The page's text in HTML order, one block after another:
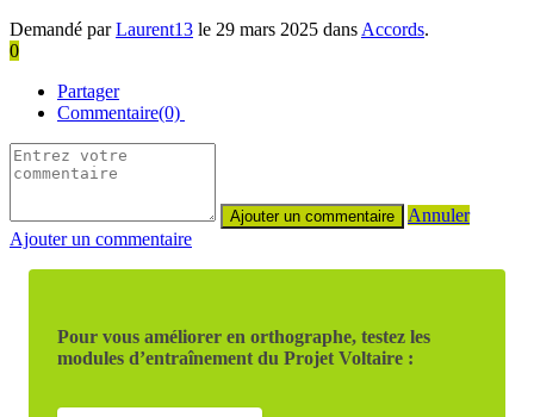
Demandé parLaurent13 le 29 mars 2025 dans Accords.
0
Partager
Commentaire(0)
Annuler
Ajouter un commentaire
Pour vous améliorer en orthographe, testez les
modules d’entraînement du Projet Voltaire :